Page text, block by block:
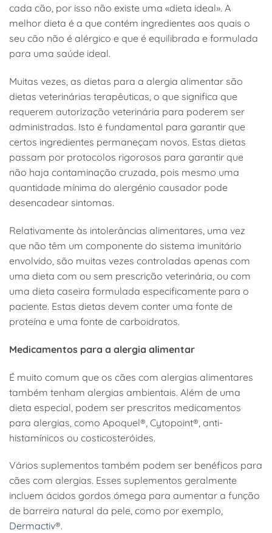
cada cão, por isso não existe uma «dieta ideal». A
melhor dieta é a que contém ingredientes aos quais o
seu cão não é alérgico e que é equilibrada e formulada
para uma saúde ideal.
Muitas vezes, as dietas para a alergia alimentar são
dietas veterinárias terapêuticas, o que significa que
requerem autorização veterinária para poderem ser
administradas. Isto é fundamental para garantir que
certos ingredientes permaneçam novos. Estas dietas
passam por protocolos rigorosos para garantir que
não haja contaminação cruzada, pois mesmo uma
quantidade mínima do alergénio causador pode
desencadear sintomas.
Relativamente às intolerâncias alimentares, uma vez
que não têm um componente do sistema imunitário
envolvido, são muitas vezes controladas apenas com
uma dieta com ou sem prescrição veterinária, ou com
uma dieta caseira formulada especificamente para o
paciente. Estas dietas devem conter uma fonte de
proteína e uma fonte de carboidratos.
Medicamentos para a alergia alimentar
É muito comum que os cães com alergias alimentares
também tenham alergias ambientais. Além de uma
dieta especial, podem ser prescritos medicamentos
para alergias, como Apoquel®, Cytopoint®, anti-
histamínicos ou costicosteróides.
Vários suplementos também podem ser benéficos para
cães com alergias. Esses suplementos geralmente
incluem ácidos gordos ómega para aumentar a função
de barreira natural da pele, como por exemplo,
Dermactiv®.